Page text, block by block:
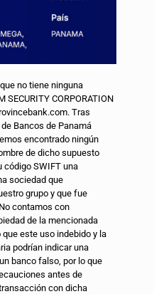
no tiene ninguna
CORPORATION
Tras
Bancos de Panamá
encontrado ningún
de dicho supuesto
código SWIFT una
sociedad que
grupo y que fue
contamos con
de la mencionada
este uso indebido y la
podrían indicar una
banco falso, por lo que
antes de
con dicha